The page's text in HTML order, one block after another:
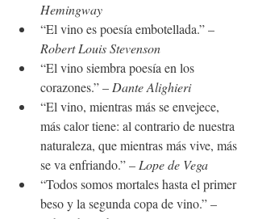
Hemingway
“El vino es poesía embotellada.” –
Robert Louis Stevenson
“El vino siembra poesía en los
corazones.” – Dante Alighieri
“El vino, mientras más se envejece,
más calor tiene: al contrario de nuestra
naturaleza, que mientras más vive, más
se va enfriando.” – Lope de Vega
“Todos somos mortales hasta el primer
beso y la segunda copa de vino.” –